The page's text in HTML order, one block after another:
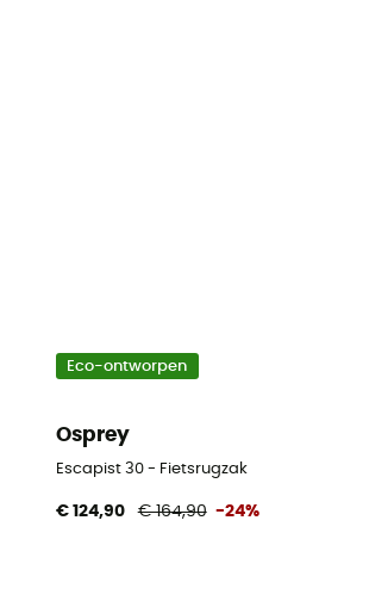
Eco-ontworpen
Osprey
Escapist 30 - Fietsrugzak
€ 124,90 € 164,90 -24%